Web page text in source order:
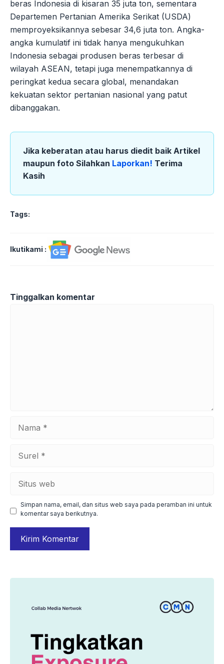
beras Indonesia di kisaran 35 juta ton, sementara
Departemen Pertanian Amerika Serikat (USDA)
memproyeksikannya sebesar 34,6 juta ton. Angka-
angka kumulatif ini tidak hanya mengukuhkan
Indonesia sebagai produsen beras terbesar di
wilayah ASEAN, tetapi juga menempatkannya di
peringkat kedua secara global, menandakan
kekuatan sektor pertanian nasional yang patut
dibanggakan.
Jika keberatan atau harus diedit baik Artikel
maupun foto Silahkan Laporkan! Terima
Kasih
Tags:
Ikutikami :
Tinggalkan komentar
Simpan nama, email, dan situs web saya pada peramban ini untuk
komentar saya berikutnya.